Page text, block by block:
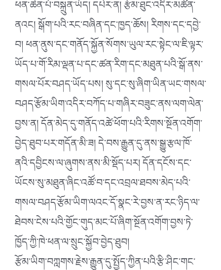
ཕན་ཆེན་པོ་བསྐྲུན་ཡོད། དཔེར་ན། རྩོམ་ཐུང་འདིར་མཚོན་
ནའང། སྒོག་པའི་རང་བཞིན་དང་ཁྱད་ཆོས། རིགས་དང་དབྱེ་
བ། ཕན་ནུས་དང་གནོད་སྐྱོན་སོགས་ཡུལ་རང་སྟེང་ལ་ཇི་ལྟར་
ཡོད་པ་གོ་རིམ་ལྡན་པ་དང་ཚན་རིག་དང་མཐུན་པའི་སྒོ་ནས་
གསལ་པོར་བཤད་ཡོད་པས། སུ་དང་སུ་ཞིག་ཡིན་ཡང་གསལ་
བཤད་རྩོམ་ཡིག་འདིར་བཀོད་པ་གཞིར་བཟུང་ནས་ལག་ལེན་
བྱས་ན། དོན་མེད་དུ་གནོད་འཚེ་ཕོག་པའི་རིགས་སྔོན་འགོག་
བྱེད་ཐུབ་པར་གདོན་མི་ཟ། དེ་བས་རྒྱུན་དུ་ནས་སྒྱུ་རྩལ་ཁོ་
ནའི་དབྱིངས་ལ་ཞུགས་ནས་མི་སྡོད་པར། དོན་དངོས་དང་
ཡོངས་སུ་མཐུན་ཞིང་འཚོ་བ་དང་འབྲལ་ཐབས་མེད་པའི་
གསལ་བཤད་རྩོམ་ཡིག་ལའང་དོ་སྣང་རེ་བྱས་ན་རང་ཉིད་ལ་
ཐེབས་ངེས་པའི་གྱོང་གུད་མང་པོ་ཞིག་སྔོན་འགོག་བྱས་ཏེ་
ཁྱོད་ཀྱི་ཁེ་ཕན་ལ་སྲུང་སྐྱོབ་བྱེད་ཐུབ།
རྩོམ་ཡིག་བཀླགས་རྗེས་རྒྱུན་དུ་སྤྱོད་ཀྱིན་པའི་རྩི་ཤིང་གང་